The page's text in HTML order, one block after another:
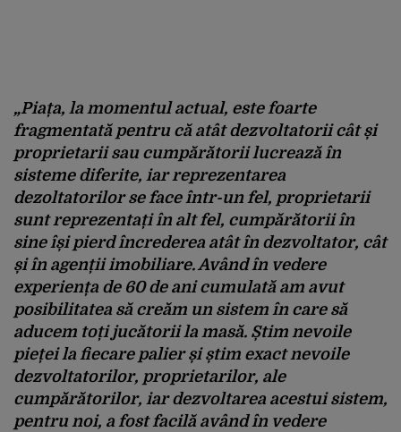
„Piața, la momentul actual, este foarte
fragmentată pentru că atât dezvoltatorii cât și
proprietarii sau cumpărătorii lucrează în
sisteme diferite, iar reprezentarea
dezoltatorilor se face într-un fel, proprietarii
sunt reprezentați în alt fel, cumpărătorii în
sine își pierd încrederea atât în dezvoltator, cât
și în agenții imobiliare. Având în vedere
experiența de 60 de ani cumulată am avut
posibilitatea să creăm un sistem în care să
aducem toți jucătorii la masă. Știm nevoile
pieței la fiecare palier și știm exact nevoile
dezvoltatorilor, proprietarilor, ale
cumpărătorilor, iar dezvoltarea acestui sistem,
pentru noi, a fost facilă având în vedere